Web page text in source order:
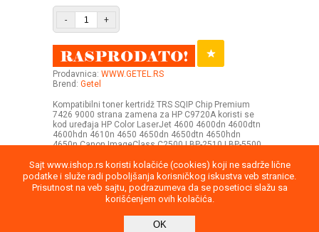
Sajt www.ishop.rs koristi kolačiće (cookies) koji ne sadrže lične
podatke i služe radi poboljšanja korisničkog iskustva veb stranice.
Prisutnost na veb sajtu, podrazumeva da se posetioci slažu sa
korišćenjem ovih kolačića.
OK
- +
Prodavnica: WWW.GETEL.RS
Brend: Getel
Kompatibilni toner kertridž TRS SQIP Chip Premium
7426 9000 strana zamena za HP C9720A koristi se
kod uređaja HP Color LaserJet 4600 4600dn 4600dtn
4600hdn 4610n 4650 4650dn 4650dtn 4650hdn
4650n Canon ImageClass C2500 LBP-2510 LBP-5500